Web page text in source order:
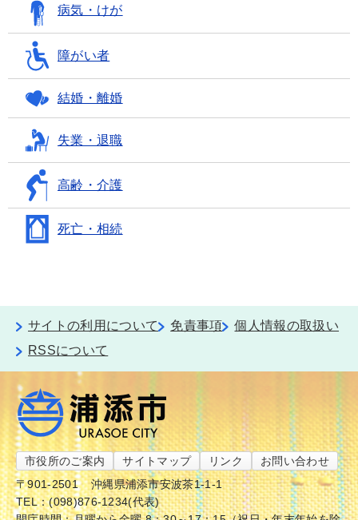
病気・けが
障がい者
結婚・離婚
失業・退職
高齢・介護
死亡・相続
サイトの利用について 免責事項
個人情報の取扱い
RSSについて
市役所のご案内 サイトマップ リンク
お問い合わせ
〒901-2501
沖縄県浦添市安波茶1-1-1
TEL：(098)876-1234(代表)